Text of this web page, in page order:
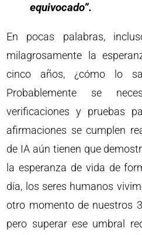
equivocado”.
En pocas palabras,
milagrosamente la
cinco años, ¿cómo lo
Probablemente se
verificaciones y pruebas
afirmaciones se cumplen
de IA aún tienen que
la esperanza de vida de
día, los seres humanos
otro momento de nuestros
pero superar ese umbral